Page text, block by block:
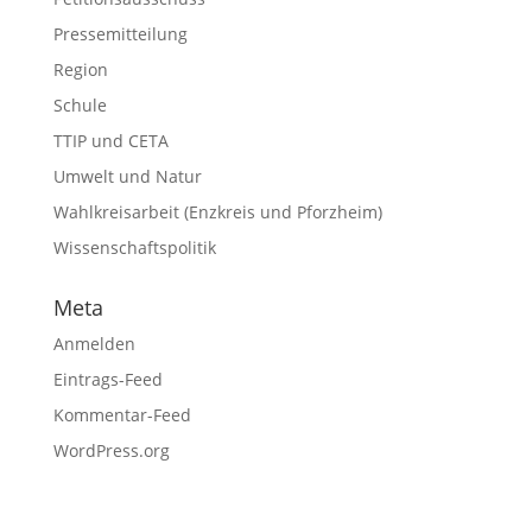
Pressemitteilung
Region
Schule
TTIP und CETA
Umwelt und Natur
Wahlkreisarbeit (Enzkreis und Pforzheim)
Wissenschaftspolitik
Meta
Anmelden
Eintrags-Feed
Kommentar-Feed
WordPress.org